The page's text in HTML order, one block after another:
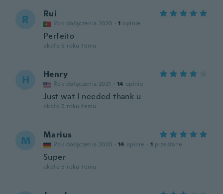
R Rui
Rok dołączenia 2020 · 1 opinie
Perfeito
około 5 roku temu
H Henry
Rok dołączenia 2021 · 14 opinie
Just wat I needed thank u
około 5 roku temu
M Marius
Rok dołączenia 2020 · 14 opinie · 1 przesłane
Super
około 5 roku temu